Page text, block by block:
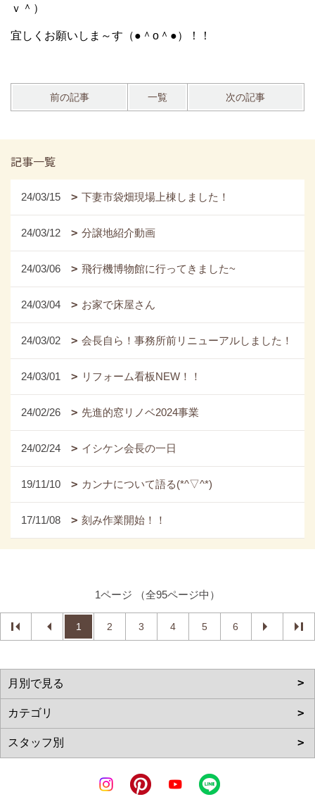
ｖ＾）
宜しくお願いしま～す（●＾o＾●）！！
前の記事 一覧 次の記事
記事一覧
24/03/15 下妻市袋畑現場上棟しました！
24/03/12 分譲地紹介動画
24/03/06 飛行機博物館に行ってきました~
24/03/04 お家で床屋さん
24/03/02 会長自ら！事務所前リニューアルしました！
24/03/01 リフォーム看板NEW！！
24/02/26 先進的窓リノベ2024事業
24/02/24 イシケン会長の一日
19/11/10 カンナについて語る(*^▽^*)
17/11/08 刻み作業開始！！
1ページ （全95ページ中）
1 2 3 4 5 6